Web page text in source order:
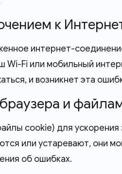
к
интернет-
Wi-Fi или мобильный
и возникнет эта
и
cookie) для ускорения
или устаревают, они
об ошибках.